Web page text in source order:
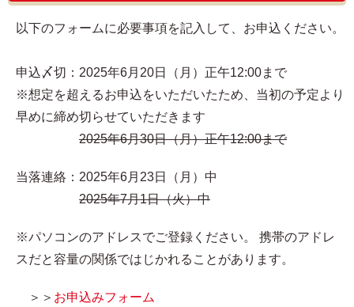
以下のフォームに必要事項を記入して、お申込ください。
申込〆切：2025年6月20日（月）正午12:00まで
※想定を超えるお申込をいただいたため、当初の予定より
早めに締め切らせていただきます
2025年6月30日（月）正午12:00まで
当落連絡：2025年6月23日（月）中
2025年7月1日（火）中
※パソコンのアドレスでご登録ください。 携帯のアドレ
スだと容量の関係ではじかれることがあります。
＞＞ お申込みフォーム